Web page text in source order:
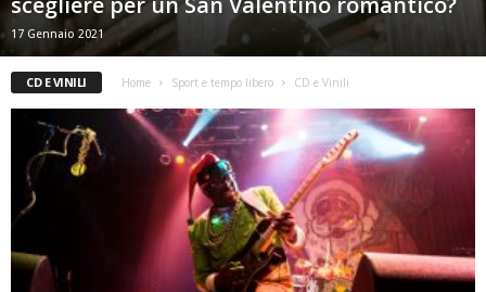
17 Gennaio 2021
CD E VINILI Home Sport e tempo libero CD e Vinili